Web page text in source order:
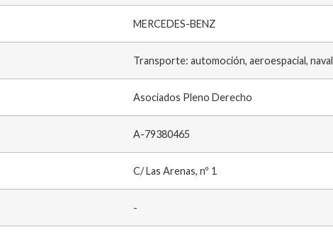
MERCEDES-BENZ
Transporte: automoción, aeroespacial, naval
Asociados Pleno Derecho
A-79380465
C/ Las Arenas, nº 1
-